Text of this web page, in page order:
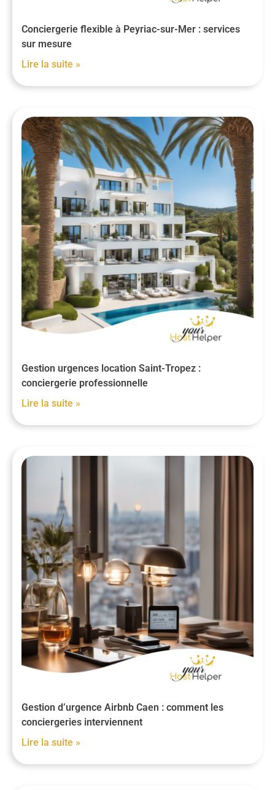
Conciergerie flexible à Peyriac-sur-Mer : services
sur mesure
Lire la suite »
Gestion urgences location Saint-Tropez :
conciergerie professionnelle
Lire la suite »
Gestion d’urgence Airbnb Caen : comment les
conciergeries interviennent
Lire la suite »